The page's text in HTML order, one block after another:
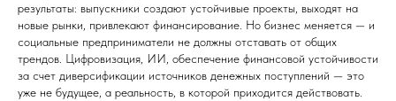
результаты: выпускники создают устойчивые проекты, выходят на
новые рынки, привлекают финансирование. Но бизнес меняется — и
социальные предприниматели не должны отставать от общих
трендов. Цифровизация, ИИ, обеспечение финансовой устойчивости
за счет диверсификации источников денежных поступлений — это
уже не будущее, а реальность, в которой приходится действовать.